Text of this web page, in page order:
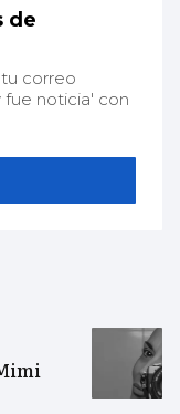
de
correo
noticia' con